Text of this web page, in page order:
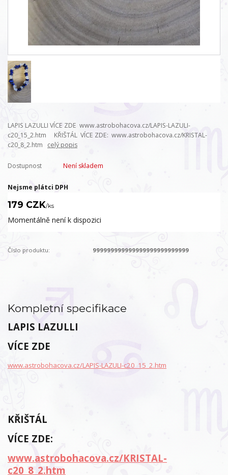
LAPIS LAZULLI VÍCE ZDE www.astrobohacova.cz/LAPIS-LAZULI-
c20_15_2.htm KŘIŠTÁL VÍCE ZDE: www.astrobohacova.cz/KRISTAL-
c20_8_2.htm celý popis
Dostupnost Není skladem
Nejsme plátci DPH
179 CZK/ks
Momentálně není k dispozici
Číslo produktu: 999999999999999999999999999
Kompletní specifikace
LAPIS LAZULLI
VÍCE ZDE
www.astrobohacova.cz/LAPIS-LAZULI-c20_15_2.htm
KŘIŠTÁL
VÍCE ZDE:
www.astrobohacova.cz/KRISTAL-
c20_8_2.htm